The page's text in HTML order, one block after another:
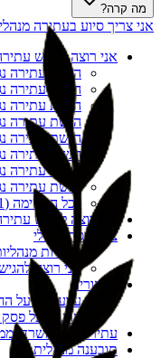
מה קרה?
אני צריך סיוע בעתירה
אני רוצה להגיש
הגשת עתירה
הגשת עתירה
הגשת עתירה
הגשת עתירה
הגשת עתירה
הגשת עתירה
הגשת עתירה
הגשת עתירה
לכל הרשימה (
אני רוצה להגיש
צו הריסה מנהלי
עתירות
אני רוצה
ערעורים
ערעורים על
ערעור על פסק
עתירות נגד משרדי
תובענה מנהלית